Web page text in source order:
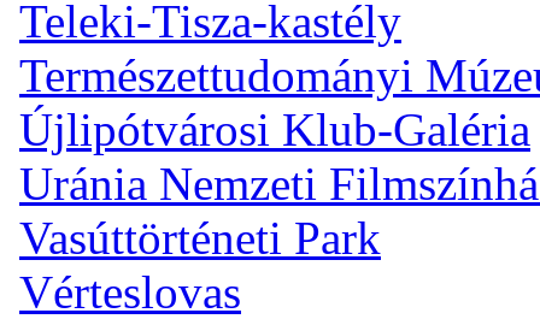
Teleki-Tisza-kastély
Természettudományi
Újlipótvárosi Klub-Galéria
Uránia Nemzeti
Vasúttörténeti Park
Vérteslovas